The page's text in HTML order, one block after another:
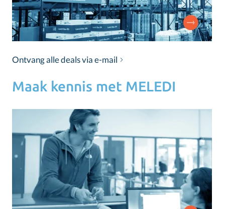
Ontvang alle deals via e-mail
Maak kennis met MELEDI